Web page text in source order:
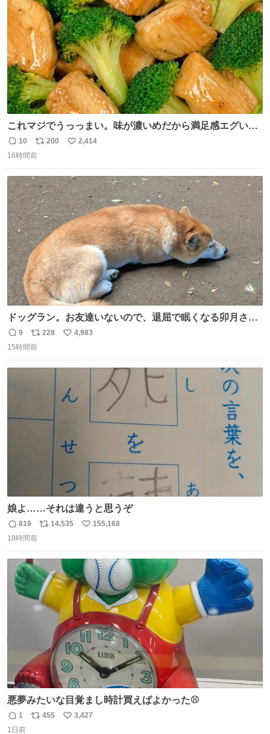
数
これマジでうっっまい。味が濃いめだから満足感エグいし
1週間で3キロ痩せた😭
返
信
10
リ
ポ
ト
数
200
い
数
2,414
16時間前
ドッグラン。お友達いないので、退屈で眠くなる卯月さ
ん。 #柴犬卯月
返
信
9
リ
ポ
228
い
4,983
15時間前
娘よ……それは違うと思うぞ
返
信
819
リ
ト
数
14,535
い
数
155,168
18時間前
悪夢みたいな目覚まし時計買えばよかった⚾
返
1
リ
455
い
3,427
1日前